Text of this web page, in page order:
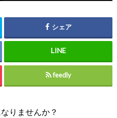
シェア
feedly
りませんか？